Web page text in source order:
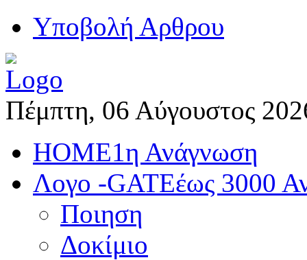
Yποβολή Αρθρου
Πέμπτη, 06 Αύγουστος
HOME1η Ανάγνωση
Λογο -GATEέως 3000
Ποιηση
Δοκίμιο